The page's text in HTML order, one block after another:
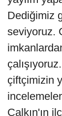
Dediğimiz
seviyoruz.
çiftçimizin
Çalkın'ın